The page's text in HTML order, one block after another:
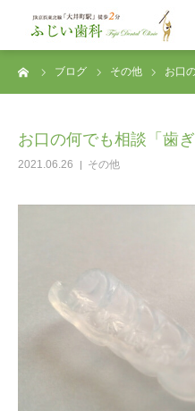
ブログ その他 お口
お口の何でも相談「歯ぎ
2021.06.26 その他
ふじい歯科トップ